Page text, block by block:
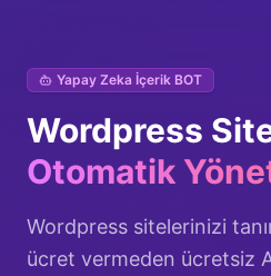
Yapay Zeka İçerik BOT
Wordpress
Otomatik
Wordpress sitelerinizi
ücret vermeden ücretsiz